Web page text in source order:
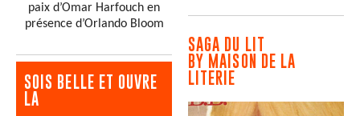
paix d’Omar Harfouch en
présence d’Orlando Bloom
SOIS BELLE ET OUVRE
LA
SAGA DU LIT
BY MAISON DE LA
LITERIE